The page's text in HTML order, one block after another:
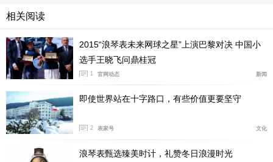
相关阅读
2015“浪琴表未来网球之星”上演巴黎对决 中国小
选手王晓飞问鼎桂冠
1 官网动态 新闻
即使世界站在十字路口，有些价值更要坚守
2 表家号 文化
浪琴表甄选臻美时计，礼赞冬日浪漫时光